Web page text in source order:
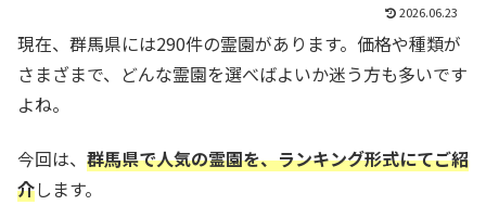
2026.06.23
現在、群馬県には290件の霊園があります。価格や種類が
さまざまで、どんな霊園を選べばよいか迷う方も多いです
よね。
今回は、 群馬県で人気の霊園を、ランキング形式にてご紹
介します。